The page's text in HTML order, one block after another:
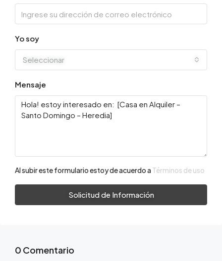
Yo soy
Seleccionar
Mensaje
Al subir este formulario estoy de acuerdo a Términos de uso
Solicitud de Información
0 Comentario